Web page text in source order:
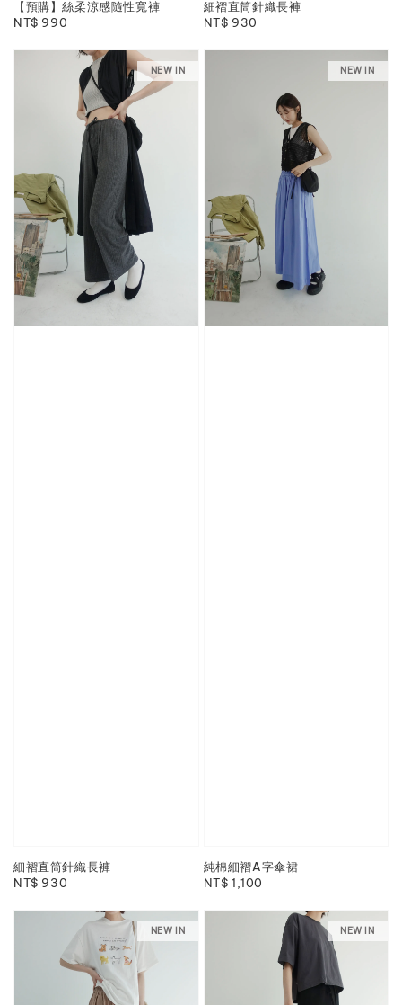
【預購】絲柔涼感隨性寬褲
Regular
NT$ 990
細褶直筒針織長褲
Regular
NT$ 930
NEW IN
細褶直筒針織長褲
Regular
NT$ 930
NEW IN
純棉細褶A字傘裙
Regular
NT$ 1,100
NEW IN NEW IN